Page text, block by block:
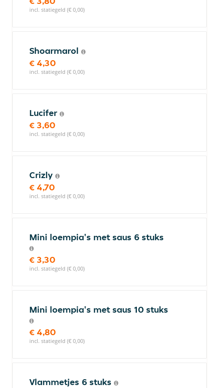
incl. statiegeld (€ 0,00)
Shoarmarol
€ 4,30
incl. statiegeld (€ 0,00)
Lucifer
€ 3,60
incl. statiegeld (€ 0,00)
Crizly
€ 4,70
incl. statiegeld (€ 0,00)
Mini loempia's met saus 6 stuks
€ 3,30
incl. statiegeld (€ 0,00)
Mini loempia's met saus 10 stuks
€ 4,80
incl. statiegeld (€ 0,00)
Vlammetjes 6 stuks